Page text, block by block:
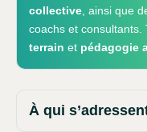
collective, ainsi que
coachs et consultants.
terrain et pédagogie
À qui